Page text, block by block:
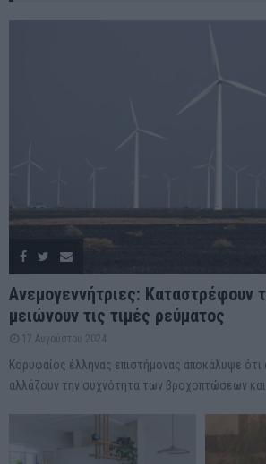
Ανεμογεννήτριες: Καταστρέφουν
μειώνουν τις τιμές ρεύματος
17 Αυγούστου 2024
Κορυφαίος έλληνας επιστήμονας αποκάλυψε ότι
αλλάζουν την συχνότητα των βροχοπτώσεων